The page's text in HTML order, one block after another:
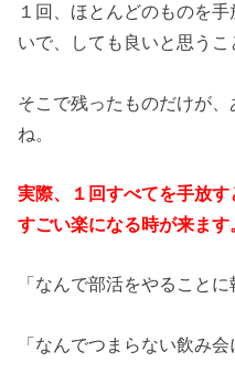
１回、ほとんどのものを
いで、しても良いと思うこ
そこで残ったものだけが
ね。
実際、１回すべてを手放
すごい楽になる時が来ます
「なんで部活をやること
「なんでつまらない飲み